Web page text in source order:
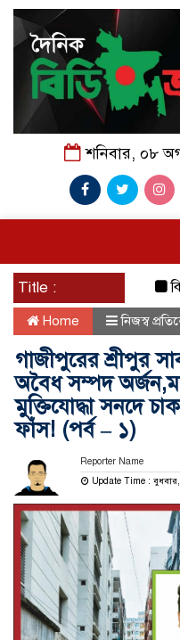
শনিবার, ০৮
Title :
Home নিজস্ব
গাজীপুরের শ্রীপুর
অবৈধ সম্পদ
মুক্তিযোদ্ধা সনদে
ফাঁস! (পর্ব – ১)
Reporter Name
Update Time :